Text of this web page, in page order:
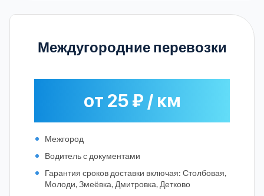
Междугородние перевозки
от 25 ₽ / км
Межгород
Водитель с документами
Гарантия сроков доставки включая: Столбовая,
Молоди, Змеёвка, Дмитровка, Детково